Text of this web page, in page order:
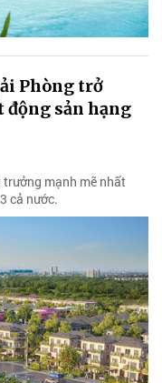
Phòng trở
động sản hạng
mạnh mẽ nhất
cả nước.